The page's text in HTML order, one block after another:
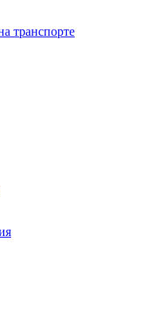
транспорте